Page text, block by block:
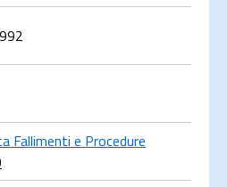
Fallimenti e Procedure